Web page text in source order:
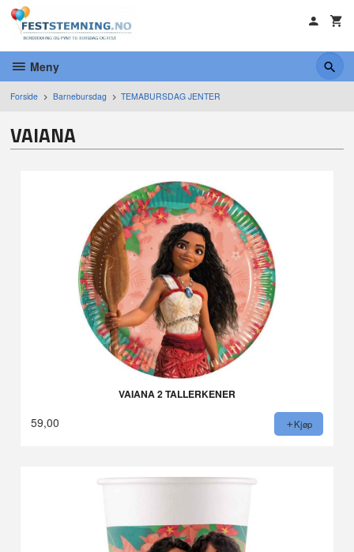
Gå
innholdet
Meny
Forside Barnebursdag TEMABURSDAG JENTER
VAIANA
VAIANA 2 TALLERKENER
59,00 Kjøp